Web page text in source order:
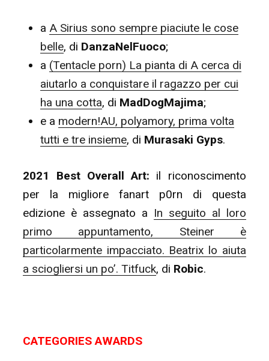
a A Sirius sono sempre piaciute le cose
belle, di DanzaNelFuoco;
a (Tentacle porn) La pianta di A cerca di
aiutarlo a conquistare il ragazzo per cui
ha una cotta, di MadDogMajima;
e a modern!AU, polyamory, prima volta
tutti e tre insieme, di Murasaki Gyps.
2021 Best Overall Art: il riconoscimento
per la migliore fanart p0rn di questa
edizione è assegnato a In seguito al loro
primo appuntamento, Steiner è
particolarmente impacciato. Beatrix lo aiuta
a sciogliersi un po’. Titfuck, di Robic.
CATEGORIES AWARDS